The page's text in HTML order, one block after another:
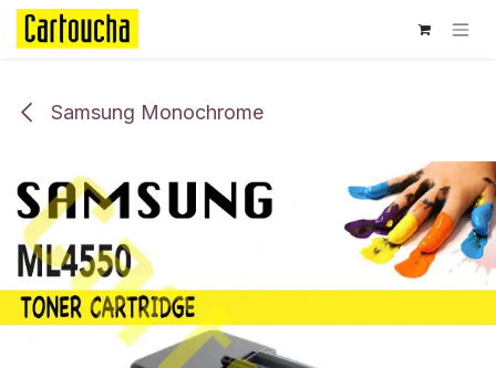
Se rendre au contenu
Samsung Monochrome